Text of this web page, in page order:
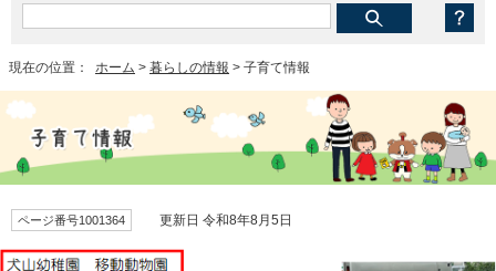
現在の位置： ホーム > 暮らしの情報 > 子育て情報
ページ番号1001364 更新日 令和8年8月5日